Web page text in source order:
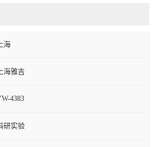
海
海雅吉
4383
研实验